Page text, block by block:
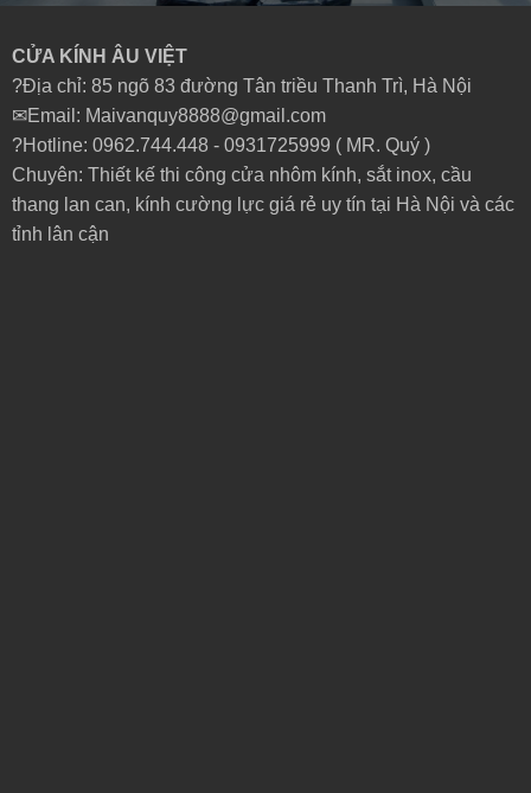
CỬA KÍNH ÂU VIỆT
?Địa chỉ: 85 ngõ 83 đường Tân triều Thanh Trì, Hà Nội
✉Email: Maivanquy8888@gmail.com
?Hotline: 0962.744.448 - 0931725999 ( MR. Quý )
Chuyên: Thiết kế thi công cửa nhôm kính, sắt inox, cầu
thang lan can, kính cường lực giá rẻ uy tín tại Hà Nội và các
tỉnh lân cận